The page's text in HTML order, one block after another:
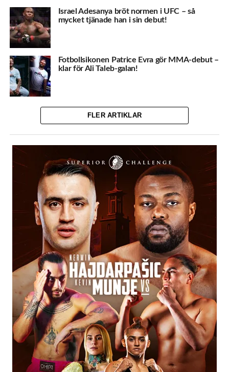
Israel Adesanya bröt normen i UFC – så
mycket tjänade han i sin debut!
Fotbollsikonen Patrice Evra gör MMA-debut –
klar för Ali Taleb-galan!
FLER ARTIKLAR